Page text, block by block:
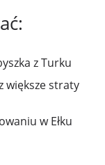
z Turku
większe straty
w Ełku